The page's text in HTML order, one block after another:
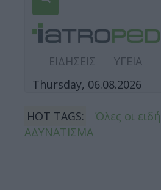
ΕΙΔΗΣΕΙΣ ΥΓΕΙΑ
Thursday, 06.08.2026
HOT TAGS: Όλες οι
ΑΔΥΝΑΤΙΣΜΑ